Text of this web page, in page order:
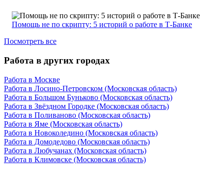
Помощь не по скрипту: 5 историй о работе в Т-Банке
Посмотреть все
Работа в других городах
Работа в Москве
Работа в Лосино-Петровском (Московская область)
Работа в Большом Буньково (Московская область)
Работа в Звёздном Городке (Московская область)
Работа в Поливаново (Московская область)
Работа в Яме (Московская область)
Работа в Новоколедино (Московская область)
Работа в Домодедово (Московская область)
Работа в Любучанах (Московская область)
Работа в Климовске (Московская область)